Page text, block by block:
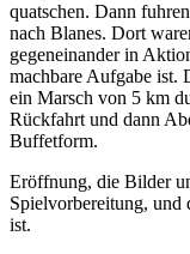
quatschen. Dann
nach Blanes. Dort
gegeneinander in
machbare Aufgabe ist.
ein Marsch von 5 km
Rückfahrt und dann
Buffetform.
Eröffnung, die Bilder
Spielvorbereitung, und
ist.